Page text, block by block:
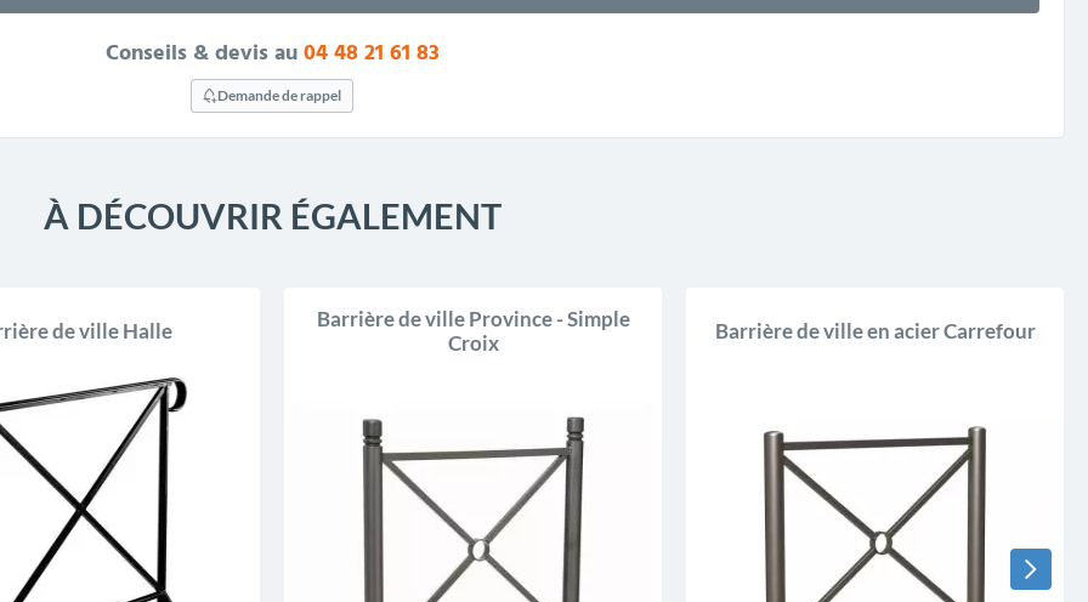
Conseils & devis au04 48 21 61 83
Demande de rappel
À DÉCOUVRIR ÉGALEMENT
de ville Halle
Barrière de ville Province - Simple
Croix
Barrière de ville en acier Carrefour